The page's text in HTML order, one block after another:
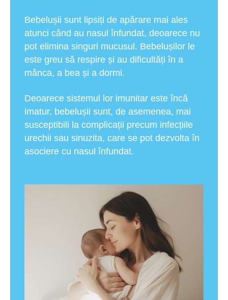
Bebelușii sunt lipsiți de apărare mai ales
atunci când au nasul înfundat, deoarece nu
pot elimina singuri mucusul. Bebelușilor le
este greu să respire și au dificultăți în a
mânca, a bea și a dormi.
Deoarece sistemul lor imunitar este încă
imatur, bebelușii sunt, de asemenea, mai
susceptibili la complicații precum infecțiile
urechii sau sinuzita, care se pot dezvolta în
asociere cu nasul înfundat.